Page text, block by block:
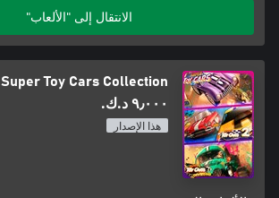
الانتقال إلى "الألعاب"
Super Toy Cars Collection
٩٫٠٠٠ د.ك.‏
هذا الإصدار